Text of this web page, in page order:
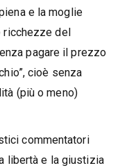
e la moglie
ricchezze del
pagare il prezzo
cioè senza
(più o meno)
commentatori
libertà e la giustizia